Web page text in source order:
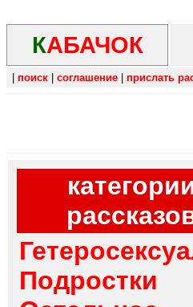
КАБАЧОК
поиск соглашение прислать
Подростки